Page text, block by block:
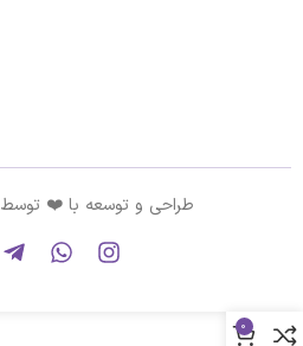
طراحی و توسعه با ❤️ توسط
0